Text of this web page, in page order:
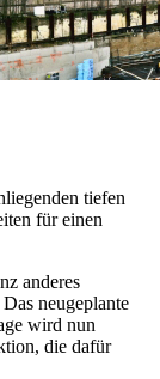
tiefen
für einen
anderes
neugeplante
wird nun
die dafür